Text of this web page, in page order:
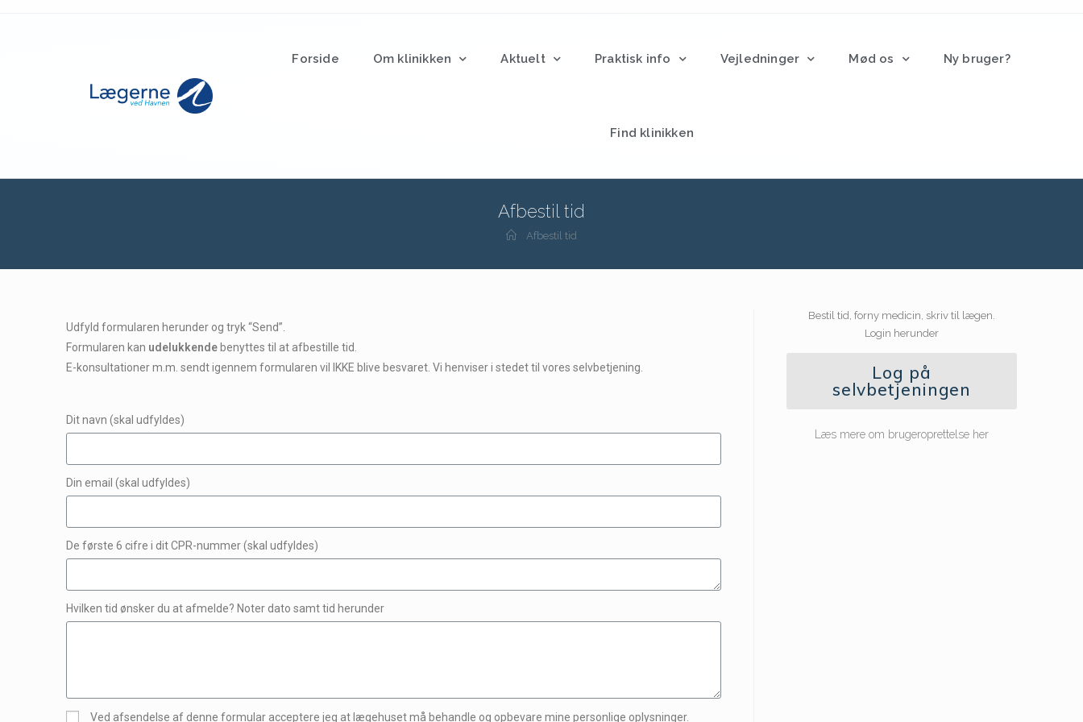
Forside Om klinikken Aktuelt Praktisk info Vejledninger Mød os Ny bruger?
Find klinikken
Afbestil tid
Afbestil tid
Udfyld formularen herunder og tryk “Send”.
Formularen kan udelukkende benyttes til at afbestille tid.
E-konsultationer m.m. sendt igennem formularen vil IKKE blive besvaret. Vi henviser i stedet til vores selvbetjening.
Dit navn (skal udfyldes)
Din email (skal udfyldes)
De første 6 cifre i dit CPR-nummer (skal udfyldes)
Hvilken tid ønsker du at afmelde? Noter dato samt tid herunder
Ved afsendelse af denne formular acceptere jeg at lægehuset må behandle og opbevare mine personlige oplysninger.
Bestil tid, forny medicin, skriv til lægen.
Login herunder
Log på
selvbetjeningen
Læs mere om brugeroprettelse her